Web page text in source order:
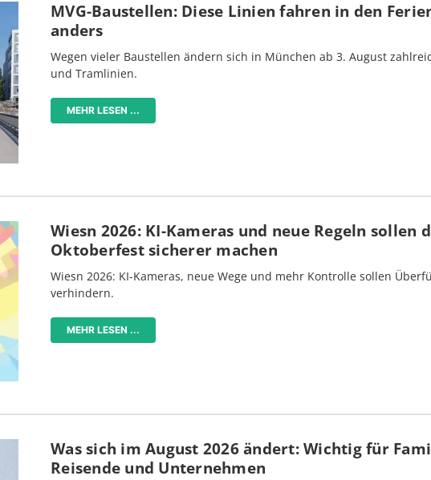
MVG-Baustellen: Diese Linien fahren in den
anders
Wegen vieler Baustellen ändern sich in München ab 3. August
und Tramlinien.
MEHR LESEN ...
Wiesn 2026: KI-Kameras und neue Regeln sollen
Oktoberfest sicherer machen
Wiesn 2026: KI-Kameras, neue Wege und mehr Kontrolle sollen
verhindern.
MEHR LESEN ...
Was sich im August 2026 ändert: Wichtig für
Reisende und Unternehmen